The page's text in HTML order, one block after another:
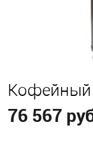
Кофейный
76 567